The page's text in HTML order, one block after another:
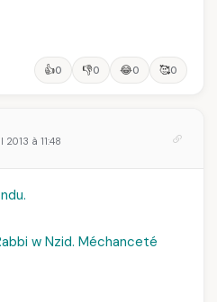
👍0 👎0 😂0 🥰0
2013 à 11:48
w Nzid. Méchanceté